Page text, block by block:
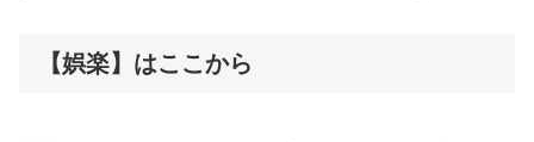
【娯楽】はここから